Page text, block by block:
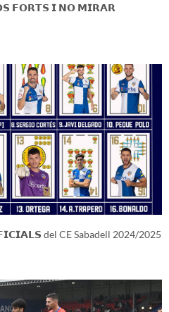
𝗙𝗢𝗥𝗧𝗦 𝗜 𝗡𝗢 𝗠𝗜𝗥𝗔𝗥
del CE Sabadell 2024/2025